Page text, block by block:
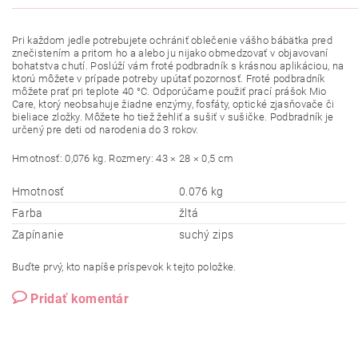
Pri každom jedle potrebujete ochrániť oblečenie vášho bábätka pred
znečistením a pritom ho a alebo ju nijako obmedzovať v objavovaní
bohatstva chutí. Poslúží vám froté podbradník s krásnou aplikáciou, na
ktorú môžete v prípade potreby upútať pozornosť. Froté podbradník
môžete prať pri teplote 40 °C. Odporúčame použiť prací prášok Mio
Care, ktorý neobsahuje žiadne enzýmy, fosfáty, optické zjasňovače či
bieliace zložky. Môžete ho tiež žehliť a sušiť v sušičke. Podbradník je
určený pre deti od narodenia do 3 rokov.
Hmotnosť: 0,076 kg. Rozmery: 43 × 28 × 0,5 cm
Hmotnosť
0.076 kg
Farba
žltá
Zapínanie
suchý zips
Buďte prvý, kto napíše príspevok k tejto položke.
Pridať komentár